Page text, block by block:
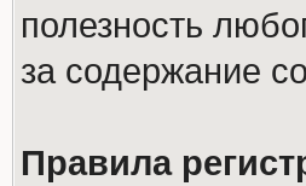
полезность
за содержание
Правила